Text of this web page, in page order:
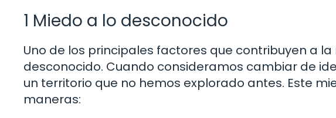
1 Miedo a lo desconocido
Uno de los principales factores que contribuyen a
desconocido. Cuando consideramos cambiar de
un territorio que no hemos explorado antes. Este
maneras: